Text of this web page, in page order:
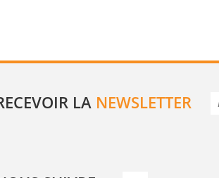
LA NEWSLETTER